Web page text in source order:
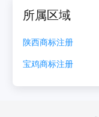
所属区域
陕西商标注册
宝鸡商标注册